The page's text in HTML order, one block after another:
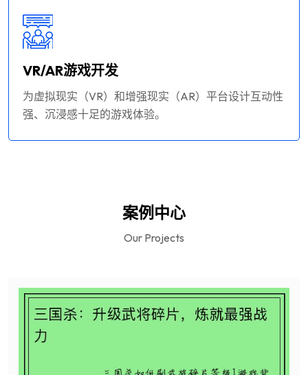
VR/AR游戏开发
为虚拟现实（VR）和增强现实（AR）平台设计互动性
强、沉浸感十足的游戏体验。
案例中心
Our Projects